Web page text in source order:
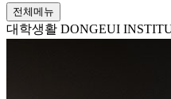
전체메뉴
대학생활 DONGEUI